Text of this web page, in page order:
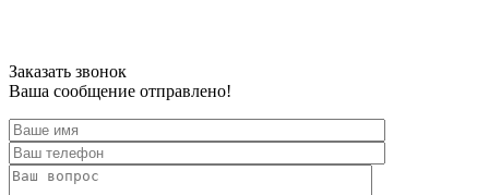
Заказать звонок
Ваша сообщение отправлено!